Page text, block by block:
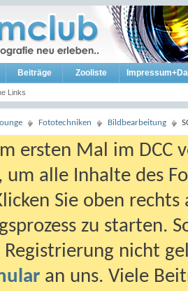
Links
Beiträge Zooliste
Fototechniken Bildbearbeitung
ersten Mal im DCC
, um alle Inhalte des
Sie oben
zu starten.
Registrierung nicht
an uns. Viele